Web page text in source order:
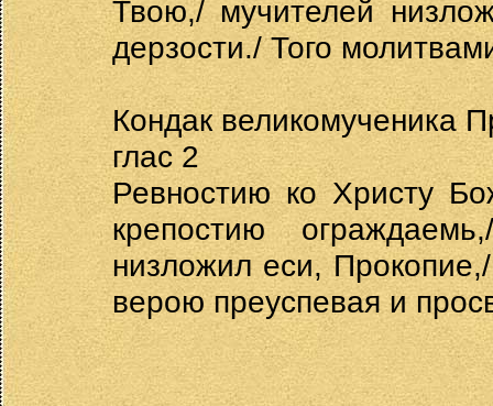
Твою,/ мучителей
дерзости./ Того
Кондак великомученика
глас 2
Ревностию ко Христу
крепостию
низложил еси,
верою преуспевая и